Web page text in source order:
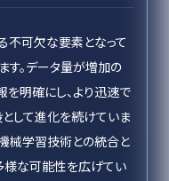
不可欠な要素となって
す。データ量が増加の
明確にし、より迅速で
して進化を続けていま
機械学習技術との統合と
様な可能性を広げてい